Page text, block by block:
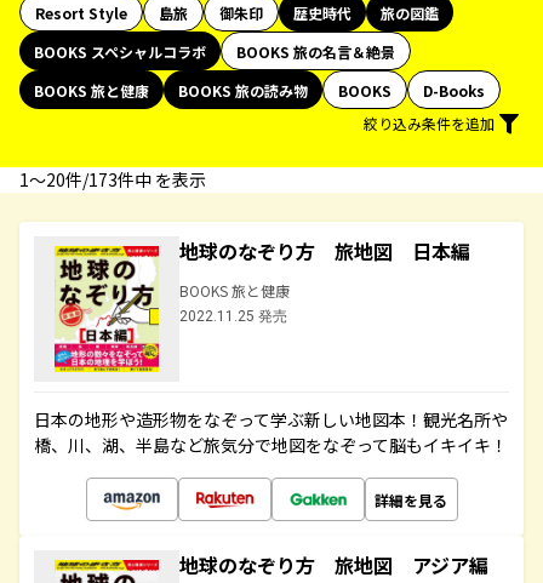
Resort Style
島旅 御朱印 歴史時代
旅の図鑑
BOOKS スペシャルコラボ
BOOKS 旅の名言＆絶景
BOOKS 旅と健康
BOOKS 旅の読み物 BOOKS
D-Books
絞り込み条件を追加
1〜20件/173件中 を表示
地球のなぞり方 旅地図 日本編
BOOKS 旅と健康
2022.11.25 発売
日本の地形や造形物をなぞって学ぶ新しい地図本！観光名所や
橋、川、湖、半島など旅気分で地図をなぞって脳もイキイキ！
詳細を見る
地球のなぞり方 旅地図 アジア編